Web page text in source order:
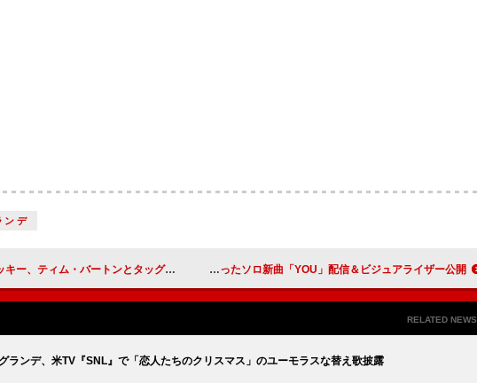
ンデ
ートンとタッグを組んだニューAL『DON'T BE DUMB』発売日を公開 NAQT VANEにも参加するYunoa、亡き父へ想いを綴ったソロ新曲「YOU」配信＆ビジュアライザー公開
RELATED NEWS
ランデ、米TV『SNL』で「恋人たちのクリスマス」のユーモラスな替え歌披露